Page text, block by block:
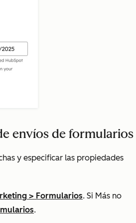
envíos de formularios
y especificar las propiedades
> Formularios. Si Más no
.